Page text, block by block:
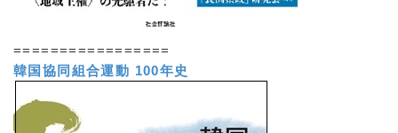
=================
韓国協同組合運動 100年史